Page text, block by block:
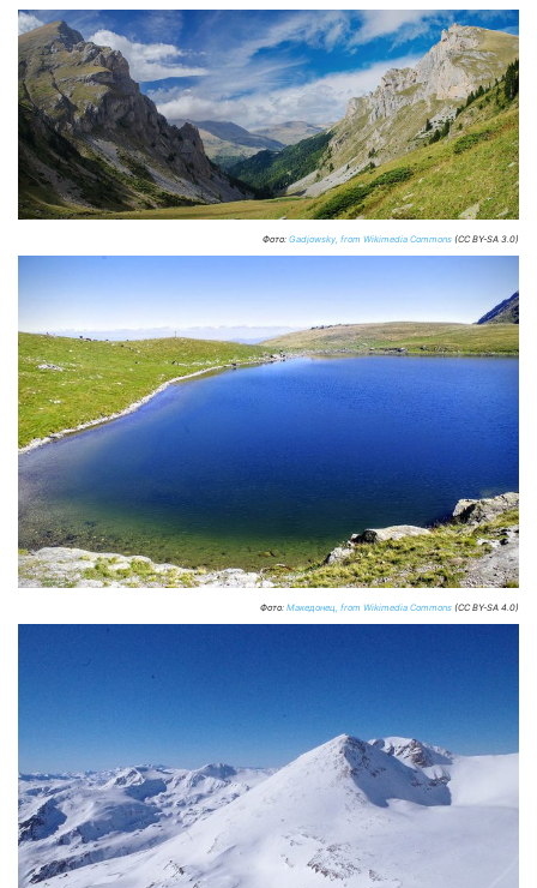
Фото: Gadjowsky, from Wikimedia Commons (CC BY-SA 3.0)
Фото: Македонец, from Wikimedia Commons (CC BY-SA 4.0)